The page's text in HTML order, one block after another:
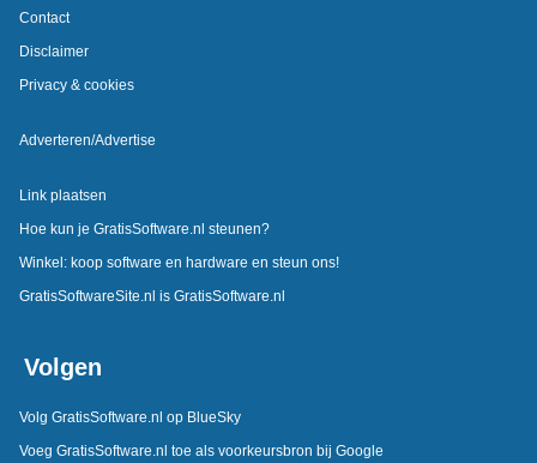
Contact
Disclaimer
Privacy & cookies
Adverteren/Advertise
Link plaatsen
Hoe kun je GratisSoftware.nl steunen?
Winkel: koop software en hardware en steun ons!
GratisSoftwareSite.nl is GratisSoftware.nl
Volgen
Volg GratisSoftware.nl op BlueSky
Voeg GratisSoftware.nl toe als voorkeursbron bij Google